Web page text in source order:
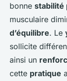
bonne stabilité
musculaire
d’équilibre. Le
sollicite
ainsi un
cette pratique